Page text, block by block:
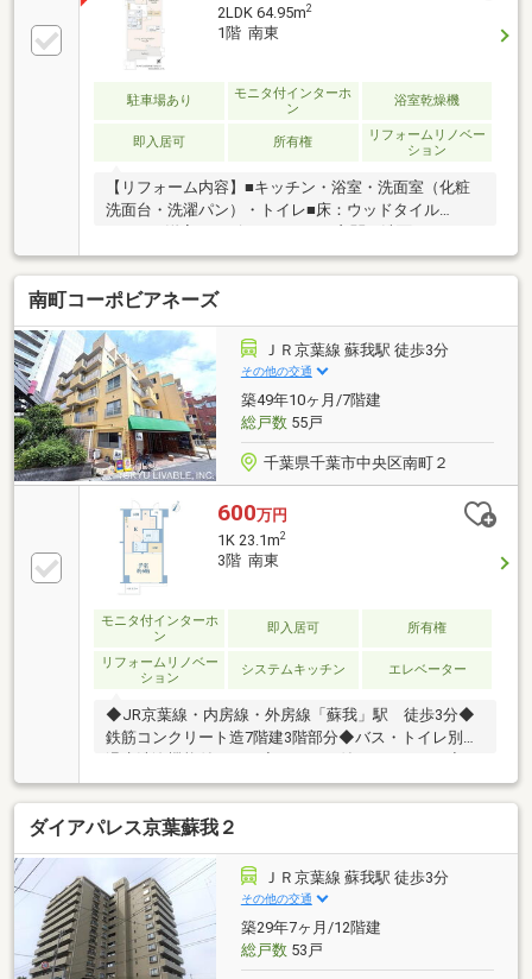
2LDK 64.95m2
1階 南東
駐車場あり
モニタ付インターホ
ン
浴室乾燥機
即入居可 所有権
リフォームリノベー
ション
【リフォーム内容】■キッチン・浴室・洗面室（化粧
洗面台・洗濯パン）・トイレ■床：ウッドタイル
（LDK・洋室）、ビニルタイル（玄関・洗面・トイ
レ）、クロス(全室)、建具(全部)■下足入れ、照明器具
設置、エアコン1 基、カーテンレール、レースカーテ
ン、網戸張替え■クリーニング等【周辺環境】■大森小
学校 徒歩5分■蘇我中学校 徒歩5分■セブンイレブン
千葉白旗店 徒歩3分■マルエツ 蘇我南町店 徒歩9分
■スギドラッグ 蘇我鵜の森店 徒歩6分・「今すぐ見た
い」に全力対応！本日・明日の内覧をご希望の方は、
お電話が一番スムーズです。
南町コーポビアネーズ
ＪＲ京葉線 蘇我駅 徒歩3分
その他の交通
築49年10ヶ月/7階建
総戸数55戸
千葉県千葉市中央区南町２
600万円
1K 23.1m2
3階 南東
モニタ付インターホ
ン
即入居可 所有権
リフォームリノベー
ション
システムキッチン エレベーター
◆JR京葉線・内房線・外房線「蘇我」駅 徒歩3分◆
鉄筋コンクリート造7階建3階部分◆バス・トイレ別、
温水洗浄機能付トイレ◆モニター付インターホン◆エ
アコン1台付◆2024年2月フルリフォーム実施 ・シス
テムキッチン交換 ・ユニットバス交換 ・温水洗浄
機能付トイレ設置 ・室内洗濯機置場設置 ・エアコ
ン1台設置 ・シューズボックス交換 ・壁・天井ク
ロス張替 ・全室フロアタイル張替 ・電気ブレーカ
ーボックス交換 ・スイッチ・コンセント交換
ダイアパレス京葉蘇我２
ＪＲ京葉線 蘇我駅 徒歩3分
その他の交通
築29年7ヶ月/12階建
総戸数53戸